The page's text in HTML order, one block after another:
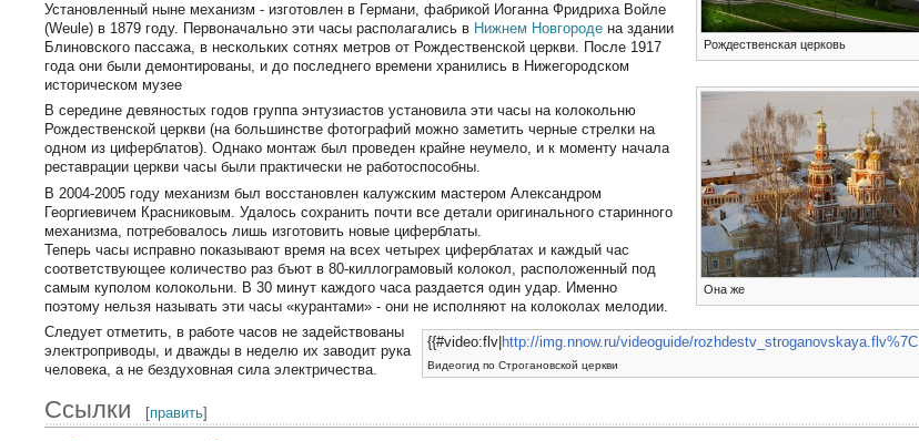
Рождественская церковь
Она же
{{#video:flv| http://img.nnow.ru/videoguide/rozhdestv_stroganovskaya.flv%7C
Видеогид по Строгановской церкви
Установленный ныне механизм - изготовлен в Германи, фабрикой Иоганна Фридриха Войле
(Weule) в 1879 году. Первоначально эти часы располагались в Нижнем Новгороде на здании
Блиновского пассажа, в нескольких сотнях метров от Рождественской церкви. После 1917
года они были демонтированы, и до последнего времени хранились в Нижегородском
историческом музее
В середине девяностых годов группа энтузиастов установила эти часы на колокольню
Рождественской церкви (на большинстве фотографий можно заметить черные стрелки на
одном из циферблатов). Однако монтаж был проведен крайне неумело, и к моменту начала
реставрации церкви часы были практически не работоспособны.
В 2004-2005 году механизм был восстановлен калужским мастером Александром
Георгиевичем Красниковым. Удалось сохранить почти все детали оригинального старинного
механизма, потребовалось лишь изготовить новые циферблаты.
Теперь часы исправно показывают время на всех четырех циферблатах и каждый час
соответствующее количество раз бъют в 80-киллограмовый колокол, расположенный под
самым куполом колокольни. В 30 минут каждого часа раздается один удар. Именно
поэтому нельзя называть эти часы «курантами» - они не исполняют на колоколах мелодии.
Следует отметить, в работе часов не задействованы
электроприводы, и дважды в неделю их заводит рука
человека, а не бездуховная сила электричества.
Ссылки [править]